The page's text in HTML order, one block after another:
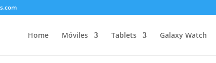
Home Móviles Tablets Galaxy Watch